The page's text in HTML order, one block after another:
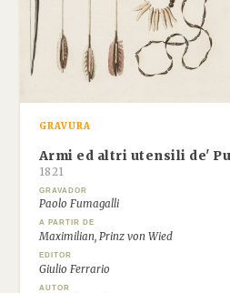
GRAVURA
Armi ed altri utensili de'
1821
GRAVADOR
Paolo Fumagalli
A PARTIR DE
Maximilian, Prinz von Wied
EDITOR
Giulio Ferrario
AUTOR